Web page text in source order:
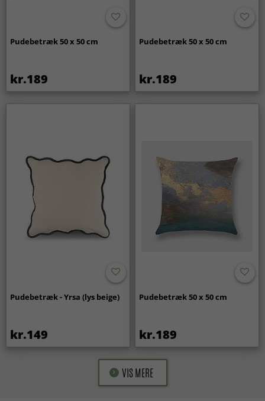
Pudebetræk 50 x 50 cm
kr.189
Pudebetræk 50 x 50 cm
kr.189
Pudebetræk - Yrsa (lys beige)
kr.149
Pudebetræk 50 x 50 cm
kr.189
VIS MERE